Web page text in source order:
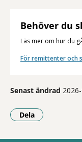
Behöver du
Läs mer om hur du
För remittenter och
Senast ändrad
Dela
- Klicka för att